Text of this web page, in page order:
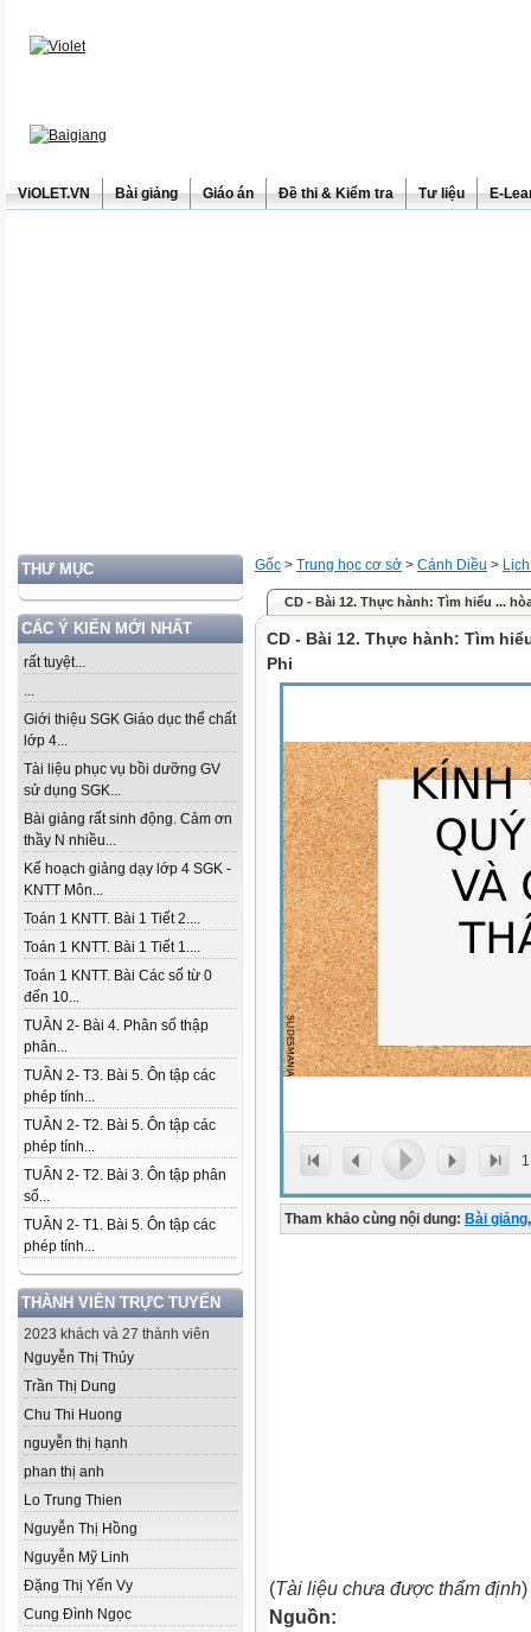
ViOLET.VN Bài giảng Giáo án Đề thi & Kiểm tra Tư liệu E-
THƯ MỤC
CÁC Ý KIẾN MỚI NHẤT
rất tuyệt...
...
Giới thiệu SGK Giáo dục thể chất
lớp 4...
Tài liệu phục vụ bồi dưỡng GV
sử dụng SGK...
Bài giảng rất sinh động. Cảm ơn
thầy N nhiều...
Kế hoạch giảng dạy lớp 4 SGK -
KNTT Môn...
Toán 1 KNTT. Bài 1 Tiết 2....
Toán 1 KNTT. Bài 1 Tiết 1....
Toán 1 KNTT. Bài Các số từ 0
đến 10...
TUẦN 2- Bài 4. Phân số thập
phân...
TUẦN 2- T3. Bài 5. Ôn tập các
phép tính...
TUẦN 2- T2. Bài 5. Ôn tập các
phép tính...
TUẦN 2- T2. Bài 3. Ôn tập phân
số...
TUẦN 2- T1. Bài 5. Ôn tập các
phép tính...
THÀNH VIÊN TRỰC TUYẾN
2023 khách và 27 thành viên
Nguyễn Thị Thủy
Trần Thị Dung
Chu Thi Huong
nguyễn thị hạnh
phan thị anh
Lo Trung Thien
Nguyễn Thị Hồng
Nguyễn Mỹ Linh
Đặng Thị Yến Vy
Cung Đình Ngọc
Gốc > Trung học cơ sở > Cánh Diều >
CD - Bài 12. Thực hành: Tìm hiểu ...
CD - Bài 12. Thực hành: Tìm
Phi
1
Tham khảo cùng nội dung: Bài giảng,
(Tài liệu chưa được thẩm định)
Nguồn: